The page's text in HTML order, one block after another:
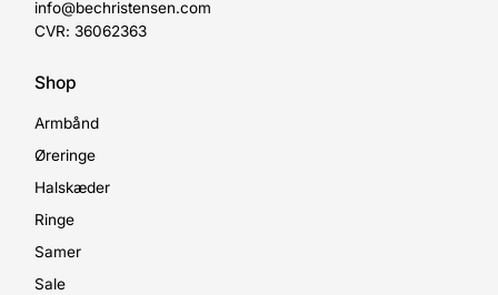
info@bechristensen.com
CVR: 36062363
Shop
Armbånd
Øreringe
Halskæder
Ringe
Samer
Sale